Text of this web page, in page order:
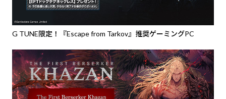
G TUNE限定！『Escape from Tarkov』推奨ゲーミングPC